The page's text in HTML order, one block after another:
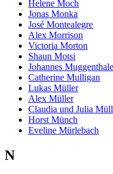
Helene Moch
Jonas Monka
José Montealegre
Alex Morrison
Victoria Morton
Shaun Motsi
Johannes
Catherine Mulligan
Lukas Müller
Alex Müller
Claudia und Julia
Horst Münch
Eveline Mürlebach
N